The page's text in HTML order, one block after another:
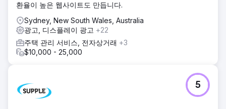
환율이 높은 웹사이트도 만듭니다.
Sydney, New South Wales, Australia
광고, 디스플레이 광고 +22
주택 관리 서비스, 전자상거래 +3
$10,000 - 25,000
5